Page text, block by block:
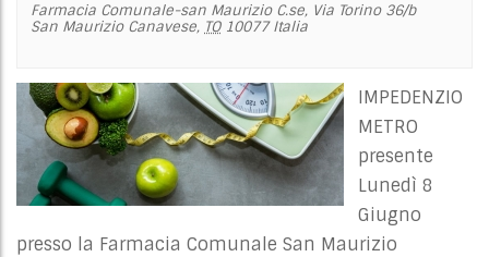
Farmacia Comunale-san Maurizio C.se, Via Torino 36/b
San Maurizio Canavese, TO 10077 Italia
IMPEDENZIO
METRO
presente
Lunedì 8
Giugno
presso la Farmacia Comunale San Maurizio